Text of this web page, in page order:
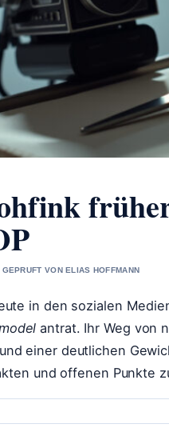
VON ELIAS HOFFMANN
in den sozialen
antrat. Ihr Weg von
einer deutlichen
und offenen Punkte